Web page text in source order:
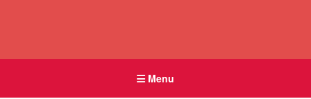
Menu